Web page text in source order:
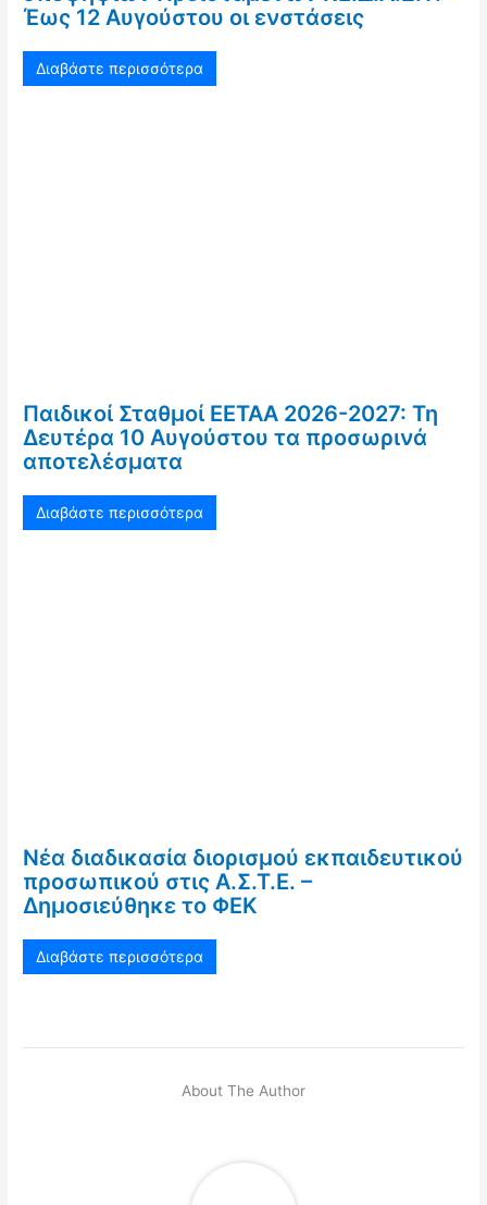
Έως 12 Αυγούστου οι ενστάσεις
Διαβάστε περισσότερα
Παιδικοί Σταθμοί ΕΕΤΑΑ 2026-2027: Τη
Δευτέρα 10 Αυγούστου τα προσωρινά
αποτελέσματα
Διαβάστε περισσότερα
Νέα διαδικασία διορισμού εκπαιδευτικού
προσωπικού στις Α.Σ.Τ.Ε. –
Δημοσιεύθηκε το ΦΕΚ
Διαβάστε περισσότερα
About The Author